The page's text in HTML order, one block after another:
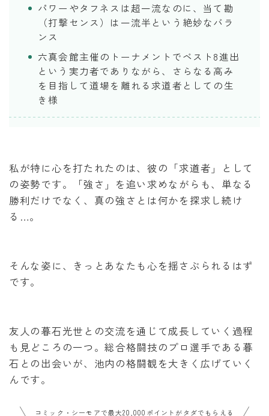
パワーやタフネスは超一流なのに、当て勘
（打撃センス）は一流半という絶妙なバラ
ンス
六真会館主催のトーナメントでベスト8進出
という実力者でありながら、さらなる高み
を目指して道場を離れる求道者としての生
き様
私が特に心を打たれたのは、彼の「求道者」として
の姿勢です。「強さ」を追い求めながらも、単なる
勝利だけでなく、真の強さとは何かを探求し続け
る…。
そんな姿に、きっとあなたも心を揺さぶられるはず
です。
友人の暮石光世との交流を通じて成長していく過程
も見どころの一つ。総合格闘技のプロ選手である暮
石との出会いが、池内の格闘観を大きく広げていく
んです。
コミック・シーモアで最大20,000ポイントがタダでもらえる